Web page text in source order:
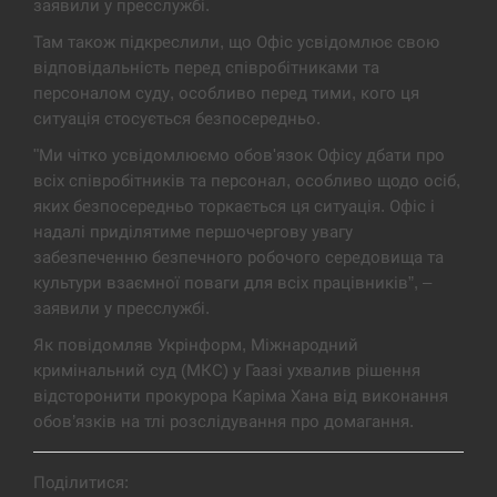
13:53
дронов Украины
СЕРПЕНЬ
13:40
Біля українського літака в аеропорту Лейпцига
виявили дрон, ймовірно, з…
СЕРПЕНЬ
13:23
“Они должны быть уничтожены”: в МИДе
ответили, как отреагируют на…
СЕРПЕНЬ
13:10
Тайвань проводить найбільші військові
навчання на тлі загрози вторгнення з…
СЕРПЕНЬ
заявили у пресслужбі.
Там також підкреслили, що Офіс усвідомлює свою
відповідальність перед співробітниками та
персоналом суду, особливо перед тими, кого ця
ситуація стосується безпосередньо.
"Ми чітко усвідомлюємо обов'язок Офісу дбати про
всіх співробітників та персонал, особливо щодо осіб,
яких безпосередньо торкається ця ситуація. Офіс і
надалі приділятиме першочергову увагу
забезпеченню безпечного робочого середовища та
культури взаємної поваги для всіх працівників”, –
заявили у пресслужбі.
Як повідомляв Укрінформ, Міжнародний
кримінальний суд (МКС) у Гаазі ухвалив рішення
відсторонити прокурора Каріма Хана від виконання
обов’язків на тлі розслідування про домагання.
Поділитися: